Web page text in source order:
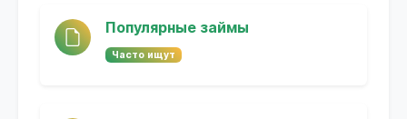
Популярные займы
Часто ищут